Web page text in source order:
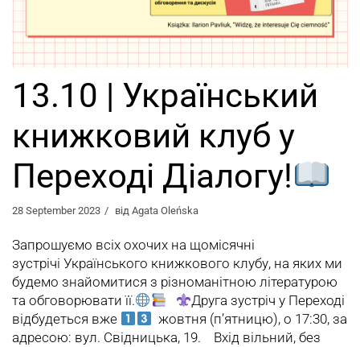
13.10 | Український
книжковий клуб у
Переході Діалогу!
28 September 2023 від Agata Oleńska
Запрошуємо всіх охочих на щомісячні
зустрічі Українського книжкового клубу, на яких ми
будемо знайомитися з різноманітною літературою
та обговорювати її.
Друга зустріч у Переході
відбудеться вже
жовтня (п’ятницю), о 17:30, за
адресою: вул. Свідницька, 19. Вхід вільний, без